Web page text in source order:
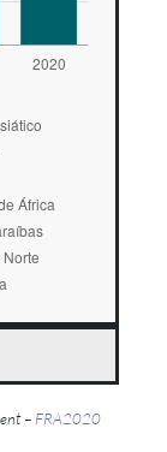
– FRA2020